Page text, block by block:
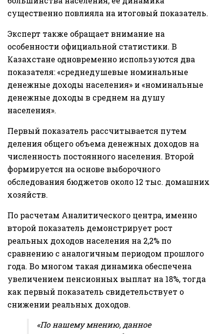
существенно повлияла на итоговый показатель.
Эксперт также обращает внимание на
особенности официальной статистики. В
Казахстане одновременно используются два
показателя: «среднедушевые номинальные
денежные доходы населения» и «номинальные
денежные доходы в среднем на душу
населения».
Первый показатель рассчитывается путем
деления общего объема денежных доходов на
численность постоянного населения. Второй
формируется на основе выборочного
обследования бюджетов около 12 тыс. домашних
хозяйств.
По расчетам Аналитического центра, именно
второй показатель демонстрирует рост
реальных доходов населения на 2,2% по
сравнению с аналогичным периодом прошлого
года. Во многом такая динамика обеспечена
увеличением пенсионных выплат на 18%, тогда
как первый показатель свидетельствует о
снижении реальных доходов.
«По нашему мнению, данное